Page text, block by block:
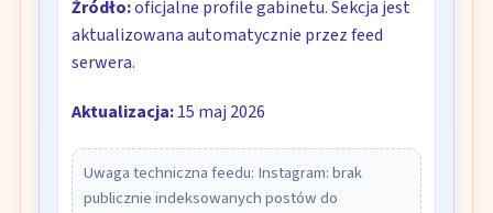
Źródło:oficjalne profile gabinetu. Sekcja jest
aktualizowana automatycznie przez feed
serwera.
Aktualizacja:15 maj 2026
Uwaga techniczna feedu: Instagram: brak
publicznie indeksowanych postów do